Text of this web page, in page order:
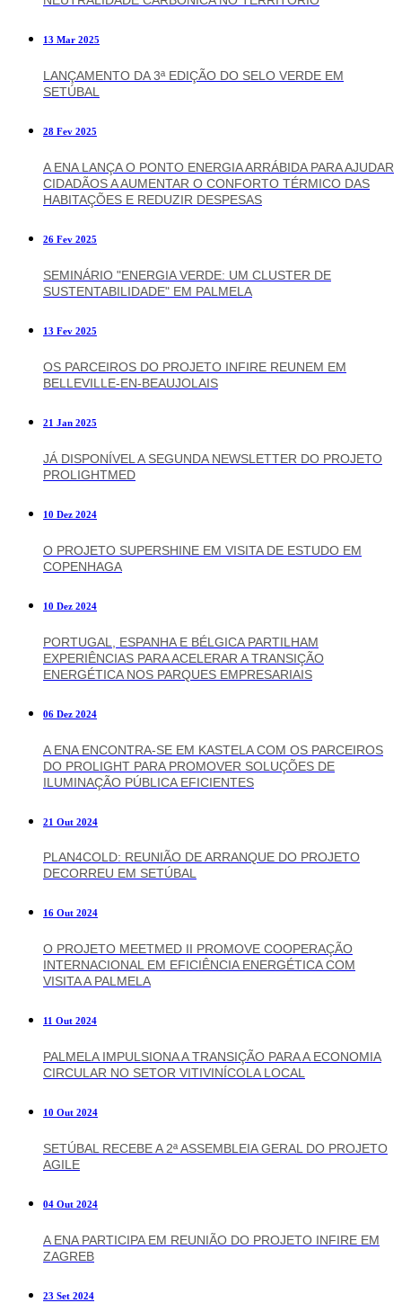
13 Mar 2025
LANÇAMENTO DA 3ª EDIÇÃO DO SELO VERDE EM
SETÚBAL
28 Fev 2025
A ENA LANÇA O PONTO ENERGIA ARRÁBIDA PARA AJUDAR
CIDADÃOS A AUMENTAR O CONFORTO TÉRMICO DAS
HABITAÇÕES E REDUZIR DESPESAS
26 Fev 2025
SEMINÁRIO "ENERGIA VERDE: UM CLUSTER DE
SUSTENTABILIDADE" EM PALMELA
13 Fev 2025
OS PARCEIROS DO PROJETO INFIRE REUNEM EM
BELLEVILLE-EN-BEAUJOLAIS
21 Jan 2025
JÁ DISPONÍVEL A SEGUNDA NEWSLETTER DO PROJETO
PROLIGHTMED
10 Dez 2024
O PROJETO SUPERSHINE EM VISITA DE ESTUDO EM
COPENHAGA
10 Dez 2024
PORTUGAL, ESPANHA E BÉLGICA PARTILHAM
EXPERIÊNCIAS PARA ACELERAR A TRANSIÇÃO
ENERGÉTICA NOS PARQUES EMPRESARIAIS
06 Dez 2024
A ENA ENCONTRA-SE EM KASTELA COM OS PARCEIROS
DO PROLIGHT PARA PROMOVER SOLUÇÕES DE
ILUMINAÇÃO PÚBLICA EFICIENTES
21 Out 2024
PLAN4COLD: REUNIÃO DE ARRANQUE DO PROJETO
DECORREU EM SETÚBAL
16 Out 2024
O PROJETO MEETMED II PROMOVE COOPERAÇÃO
INTERNACIONAL EM EFICIÊNCIA ENERGÉTICA COM
VISITA A PALMELA
11 Out 2024
PALMELA IMPULSIONA A TRANSIÇÃO PARA A ECONOMIA
CIRCULAR NO SETOR VITIVINÍCOLA LOCAL
10 Out 2024
SETÚBAL RECEBE A 2ª ASSEMBLEIA GERAL DO PROJETO
AGILE
04 Out 2024
A ENA PARTICIPA EM REUNIÃO DO PROJETO INFIRE EM
ZAGREB
23 Set 2024